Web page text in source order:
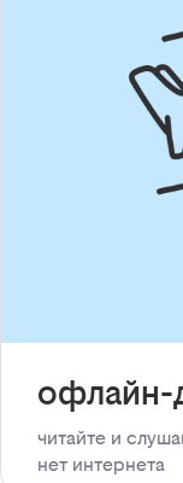
офлайн-
читайте и
нет интернета